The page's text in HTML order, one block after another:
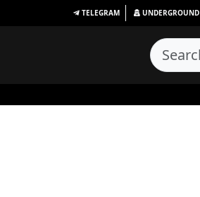
TELEGRAM UNDERGROUND